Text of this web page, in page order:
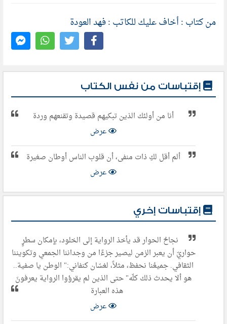
من كتاب : أخاف عليك للكاتب : فهد العودة
إقتباسات من نفس الكتاب
أنا من أولئك الذين تبكيهم قصيدة وتقنعهم وردة
عرض
ألم أقل لكِ ذات منفى، أن قلوب الناس أوطان صغيرة
عرض
إقتباسات إخري
نجاحُ الحوار قد يأخذ الرواية إلى الخلود، بإمكان سطرٍ
حواريّ أن يعبر الزمن ليصير جزءًا من وجداننا الجمعي وتكويننا
الثقافي. جميعُنا نحفظ، مثلاً، لغسّان كنفاني:" الوطن يا صفية..
هو ألا يحدث ذلك كلّه" حتى الذين لم يقرؤوا الرواية يعرفونَ
هذه العبارة
عرض